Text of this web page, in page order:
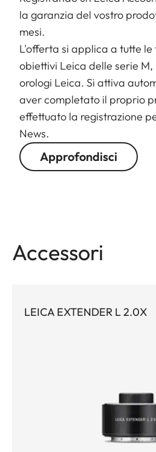
la garanzia del vostro
mesi.
L'offerta si applica a tutte
obiettivi Leica delle serie M,
orologi Leica. Si attiva
aver completato il proprio
effettuato la registrazione
News.
Approfondisci
Accessori
LEICA EXTENDER L 2.0X